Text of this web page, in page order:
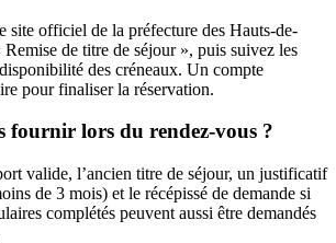
site officiel de la préfecture des Hauts-de-
de titre de séjour », puis suivez les
des créneaux. Un compte
pour finaliser la réservation.
fournir lors du rendez-vous ?
valide, l’ancien titre de séjour, un justificatif
de 3 mois) et le récépissé de demande si
complétés peuvent aussi être demandés